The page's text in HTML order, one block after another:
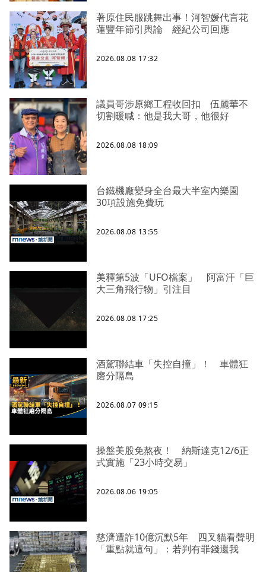
著原住民服跳舞出事！河智媛代言花
蓮豐年節引輿論 經紀公司回應
2026.08.08 17:32
議員哥涉原鄉工程收回扣 伍麗華不
切割暖喊：他是我大哥，他很好
2026.08.08 18:09
台鐵機廠變身全台最大半室內樂園
30項設施免費玩
2026.08.08 13:55
美釋第5波「UFO檔案」 阿富汗「巨
大三角飛行物」引注目
2026.08.08 17:25
酒駕聯結車「失控自撞」！ 車體狂
磨分隔島
2026.08.07 09:15
操盤美股免熬夜！ 納斯達克12/6正
式實施「23小時交易」
2026.08.06 19:05
慈濟遭詐10億沉默5年 四叉貓看聲明
「重點就這句」：若判有罪錢還我